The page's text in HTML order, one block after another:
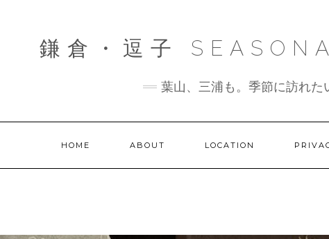
鎌倉・逗子
葉山、三浦も。季節に訪れた
HOME ABOUT LOCATION